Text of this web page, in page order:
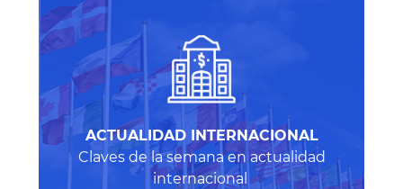
ACTUALIDAD INTERNACIONAL
Claves de la semana en actualidad
internacional